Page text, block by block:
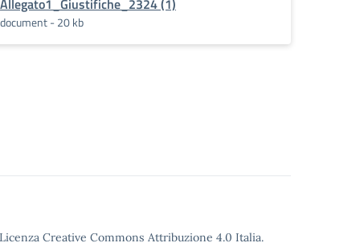
Allegato1_Giustifiche_2324 (1)
document - 20 kb
Creative Commons Attribuzione 4.0 Italia.